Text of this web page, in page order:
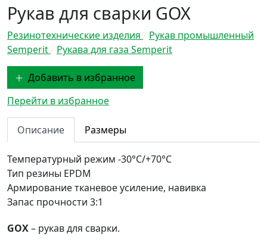
Рукав для сварки GOX
Резинотехнические изделия
Рукав промышленный
Semperit
Рукава для газа Semperit
Добавить в избранное
Перейти в избранное
Описание Размеры
Температурный режим -30°С/+70°С
Тип резины EPDM
Армированиетканевое усиление, навивка
Запас прочности 3:1
GOX– рукав для сварки.